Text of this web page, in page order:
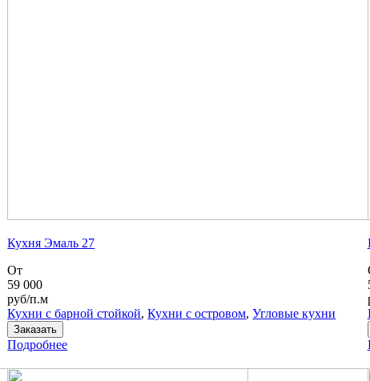
Кухня Эмаль 27
От
59 000
руб/п.м
Кухни с барной стойкой,Кухни с островом,Угловые кухни
Заказать
Подробнее